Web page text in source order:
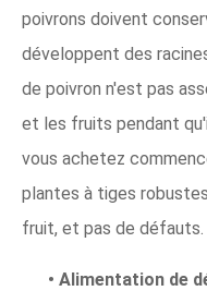
poivrons doivent
développent des
de poivron n'est pas
et les fruits pendant
vous achetez
plantes à tiges
fruit, et pas de défauts.
• Alimentation de